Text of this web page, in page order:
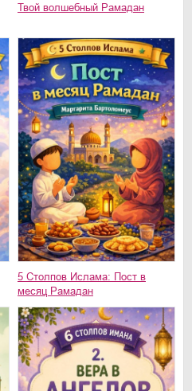
Твой волшебный Рамадан
5 Столпов Ислама: Пост в
месяц Рамадан